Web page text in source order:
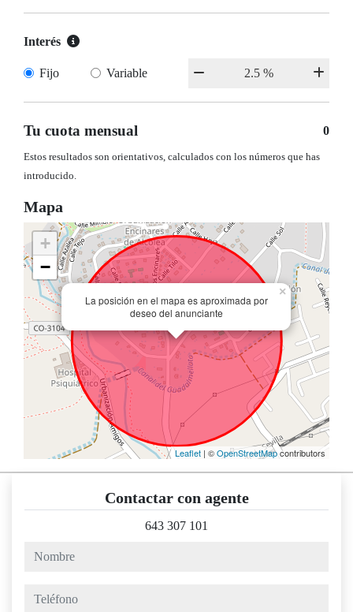
Interés
Fijo Variable
Tu cuota mensual 0
Estos resultados son orientativos, calculados con los números que has
introducido.
Mapa
La posición en el mapa es aproximada por
deseo del anunciante
×
+
−
Leaflet | ©OpenStreetMapcontributors
Contactar con agente
643 307 101
nombre
teléfono